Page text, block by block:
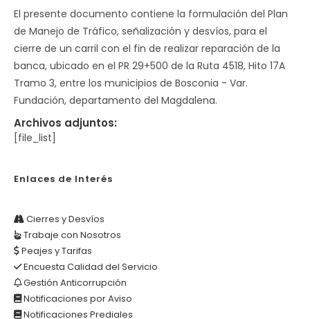
El presente documento contiene la formulación del Plan
de Manejo de Tráfico, señalización y desvíos, para el
cierre de un carril con el fin de realizar reparación de la
banca, ubicado en el PR 29+500 de la Ruta 4518, Hito 17A
Tramo 3, entre los municipios de Bosconia - Var.
Fundación, departamento del Magdalena.
Archivos adjuntos:
[file_list]
Enlaces de Interés
Cierres y Desvíos
Trabaje con Nosotros
Peajes y Tarifas
Encuesta Calidad del Servicio
Gestión Anticorrupción
Notificaciones por Aviso
Notificaciones Prediales